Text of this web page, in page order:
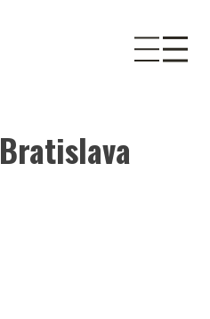
Skip
to
Bratislava